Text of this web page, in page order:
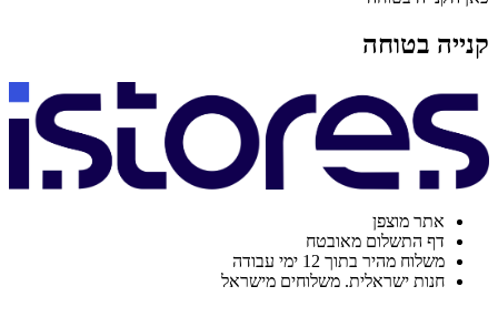
קנייה בטוחה
אתר מוצפן
דף התשלום מאובטח
משלוח מהיר בתוך 12 ימי עבודה
חנות ישראלית. משלוחים מישראל